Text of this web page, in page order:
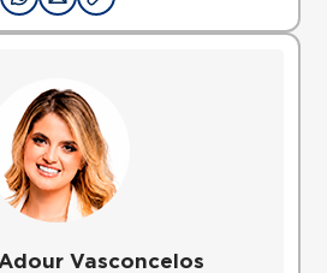
Vasconcelos